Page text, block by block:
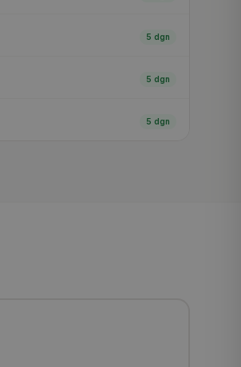
5 dgn
5 dgn
5 dgn